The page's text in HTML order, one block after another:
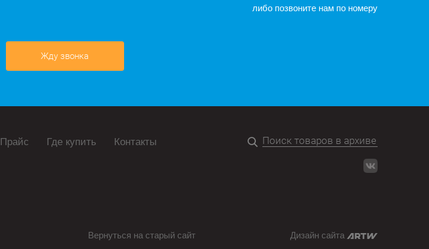
либо позвоните нам по номеру
Жду звонка
Прайс Где купить Контакты
Вернуться на старый сайт Дизайн сайта